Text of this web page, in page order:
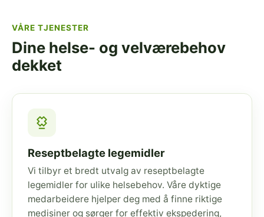
VÅRE TJENESTER
Dine helse- og velværebehov
dekket
Reseptbelagte legemidler
Vi tilbyr et bredt utvalg av reseptbelagte
legemidler for ulike helsebehov. Våre dyktige
medarbeidere hjelper deg med å finne riktige
medisiner og sørger for effektiv ekspedering,